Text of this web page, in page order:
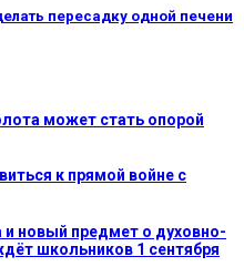
пересадку одной печени
может стать опорой
к прямой войне с
и новый предмет о духовно-
школьников 1 сентября